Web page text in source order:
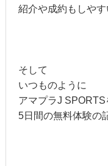
紹介や成約もしやす
そして
いつものように
アマプラJ
5日間の無料体験の